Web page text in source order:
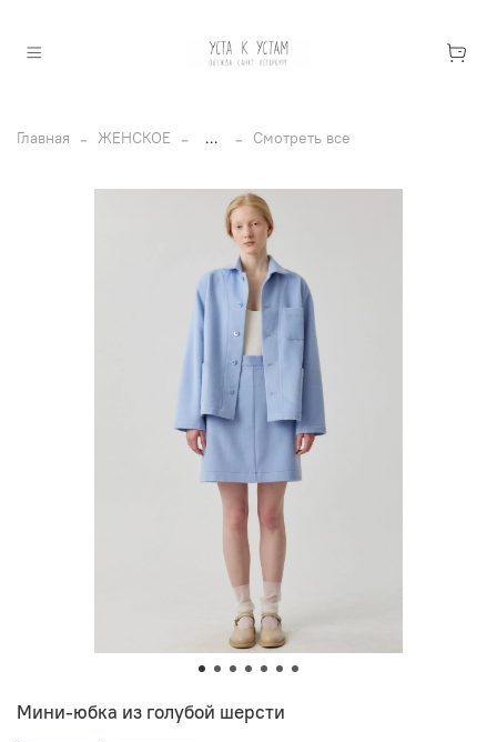
Главная ЖЕНСКОЕ ... Смотреть все
Мини-юбка из голубой шерсти